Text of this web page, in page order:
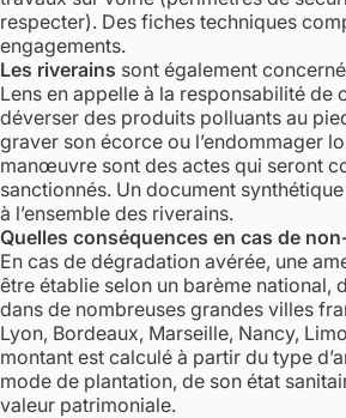
respecter). Des fiches techniques
engagements.
Les riverains sont également
Lens en appelle à la responsabilité de
déverser des produits polluants au
graver son écorce ou l’endommager
manœuvre sont des actes qui seront
sanctionnés. Un document
à l’ensemble des riverains.
Quelles conséquences en cas de
En cas de dégradation avérée, une
être établie selon un barème national,
dans de nombreuses grandes villes
Lyon, Bordeaux, Marseille, Nancy,
montant est calculé à partir du type
mode de plantation, de son état
valeur patrimoniale.